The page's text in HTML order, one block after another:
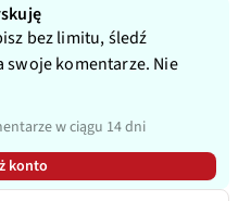
bez limitu, śledź
komentarze. Nie
w ciągu 14 dni
konto